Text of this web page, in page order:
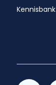
Kennisbank